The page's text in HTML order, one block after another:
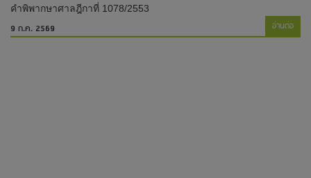
คำพิพากษาศาลฎีกาที่ 1078/2553
9 ก.ค. 2569 อ่านต่อ